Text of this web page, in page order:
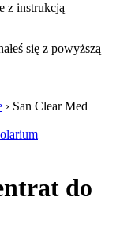
z instrukcją
się z powyższą
› San Clear Med
do